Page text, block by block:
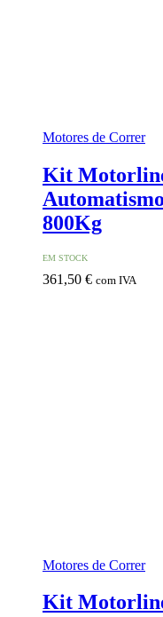
Motores de Correr
Kit
800Kg
EM STOCK
361,50 € com IVA
Motores de Correr
Kit